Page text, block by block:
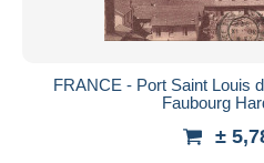
FRANCE - Port Saint Louis
Faubourg
±